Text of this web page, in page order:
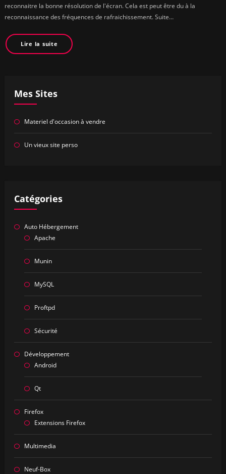
reconnaitre la bonne résolution de l'écran. Cela est peut être du à la
reconnaissance des fréquences de rafraichissement. Suite…
Lire la suite
Mes Sites
Materiel d'occasion à vendre
Un vieux site perso
Catégories
Auto Hébergement
Apache
Munin
MySQL
Proftpd
Sécurité
Développement
Android
Qt
Firefox
Extensions Firefox
Multimedia
Neuf-Box